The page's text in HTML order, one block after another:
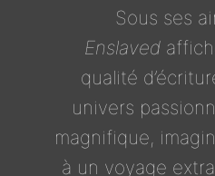
Sous ses
Enslaved
qualité
univers
magnifique,
à un voyage